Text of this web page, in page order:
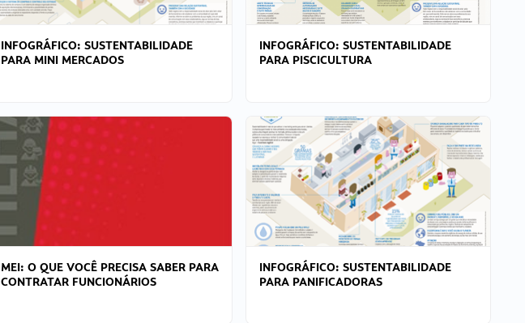
INFOGRÁFICO: SUSTENTABILIDADE
PARA MINI MERCADOS
INFOGRÁFICO: SUSTENTABILIDADE
PARA PISCICULTURA
MEI: O QUE VOCÊ PRECISA SABER PARA
CONTRATAR FUNCIONÁRIOS
INFOGRÁFICO: SUSTENTABILIDADE
PARA PANIFICADORAS